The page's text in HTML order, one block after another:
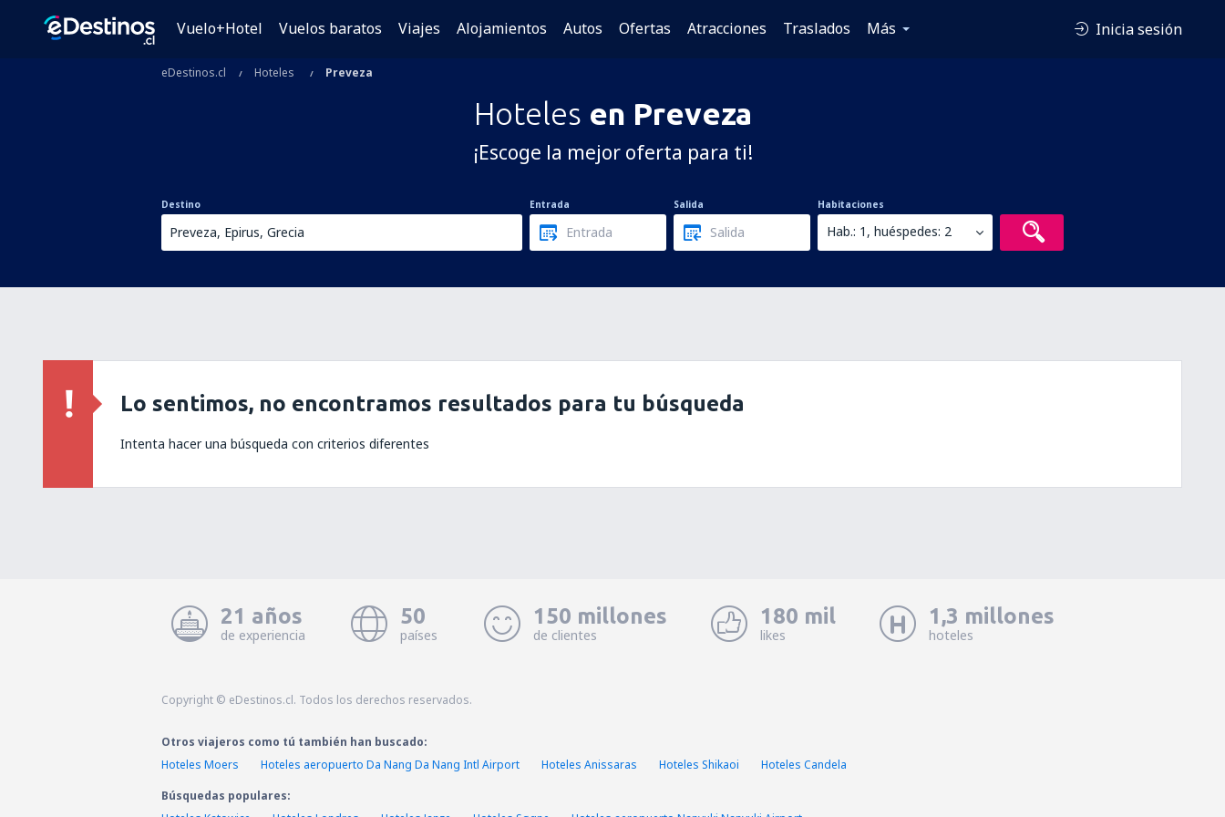
Vuelo+Hotel Vuelos baratos Viajes Alojamientos Autos Ofertas Atracciones Traslados Más Inicia sesión
eDestinos.cl Hoteles Preveza
Hoteles en Preveza
¡Escoge la mejor oferta para ti!
Destino Entrada Salida Habitaciones
Hab.: 1, huéspedes: 2
Lo sentimos, no encontramos resultados para tu búsqueda
Intenta hacer una búsqueda con criterios diferentes
21 años
de experiencia
50
países
150 millones
de clientes
180 mil
likes
1,3 millones
hoteles
Copyright © eDestinos.cl. Todos los derechos reservados.
Otros viajeros como tú también han buscado:
Hoteles Moers
Hoteles aeropuerto Da Nang Da Nang Intl Airport Hoteles Anissaras Hoteles Shikaoi
Hoteles Candela
Búsquedas populares: